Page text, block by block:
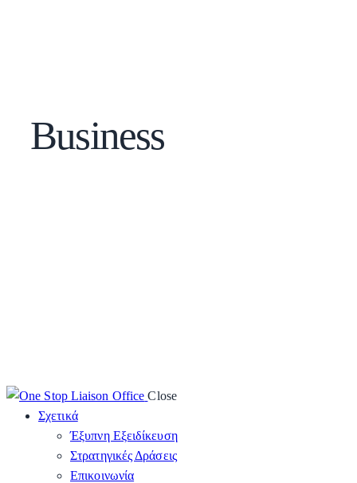
Business
Close
Σχετικά
Έξυπνη Εξειδίκευση
Στρατηγικές Δράσεις
Επικοινωνία